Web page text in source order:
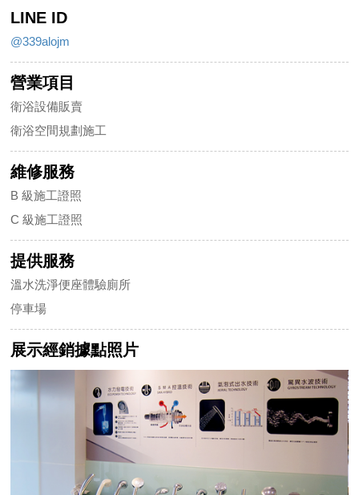
LINE ID
@339alojm
營業項目
衛浴設備販賣
衛浴空間規劃施工
維修服務
B 級施工證照
C 級施工證照
提供服務
溫水洗淨便座體驗廁所
停車場
展示經銷據點照片